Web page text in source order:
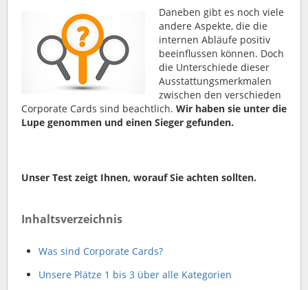
Daneben gibt es noch viele
andere Aspekte, die die
internen Abläufe positiv
beeinflussen können. Doch
die Unterschiede dieser
Ausstattungsmerkmalen
zwischen den verschieden
Corporate Cards sind beachtlich. Wir haben sie unter die
Lupe genommen und einen Sieger gefunden.
Unser Test zeigt Ihnen, worauf Sie achten sollten.
Inhaltsverzeichnis
Was sind Corporate Cards?
Unsere Plätze 1 bis 3 über alle Kategorien